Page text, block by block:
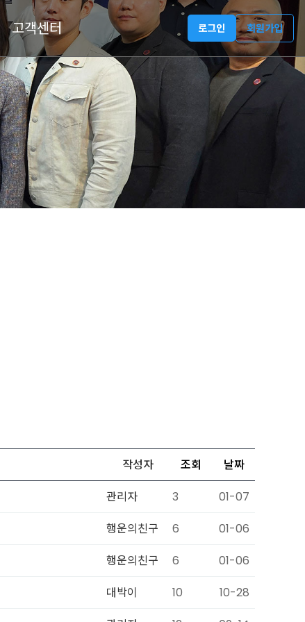
고객센터 로그인 회원가입
작성자 조회
날짜
관리자 3
01-07
행운의친구 6
01-06
행운의친구 6
01-06
대박이 10
10-28